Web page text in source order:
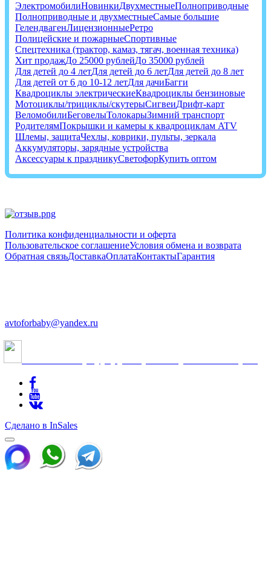
ЭлектромобилиНовинкиДвухместныеПолноприводные
Полноприводные и двухместныеСамые большие
ГелендвагенЛицензионныеРетро
Полицейские и пожарныеСпортивные
Спецтехника (трактор, камаз, тягач, военная техника)
Хит продажДо 25000 рублейДо 35000 рублей
Для детей до 4 летДля детей до 6 летДля детей до 8 лет
Для детей от 6 до 10-12 летДля дачиБагги
Квадроциклы электрическиеКвадроциклы бензиновые
Мотоциклы/трициклы/скутерыСигвеиДрифт-карт
ВеломобилиБеговелыТолокарыЗимний транспорт
РодителямПокрышки и камеры к квадроциклам ATV
Шлемы, защитаЧехлы, коврики, пульты, зеркала
Аккумуляторы, зарядные устройства
Аксессуары к праздникуСветофорКупить оптом
Политика конфиденциальности и оферта
Пользовательское соглашениеУсловия обмена и возврата
Обратная связьДоставкаОплатаКонтактыГарантия
avtoforbaby@yandex.ru
Сделано в InSales